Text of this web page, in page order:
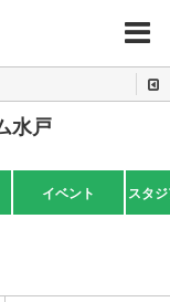
MENU
水戸
イベント スタ